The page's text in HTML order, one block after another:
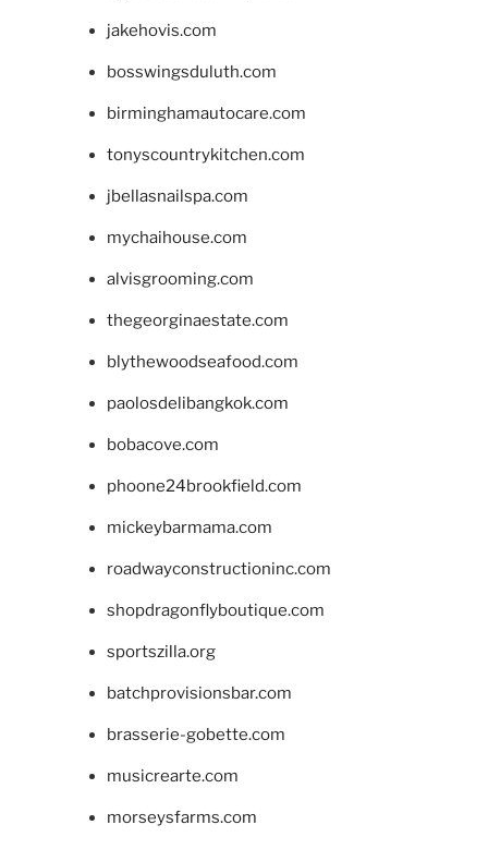
jakehovis.com
bosswingsduluth.com
birminghamautocare.com
tonyscountrykitchen.com
jbellasnailspa.com
mychaihouse.com
alvisgrooming.com
thegeorginaestate.com
blythewoodseafood.com
paolosdelibangkok.com
bobacove.com
phoone24brookfield.com
mickeybarmama.com
roadwayconstructioninc.com
shopdragonflyboutique.com
sportszilla.org
batchprovisionsbar.com
brasserie-gobette.com
musicrearte.com
morseysfarms.com